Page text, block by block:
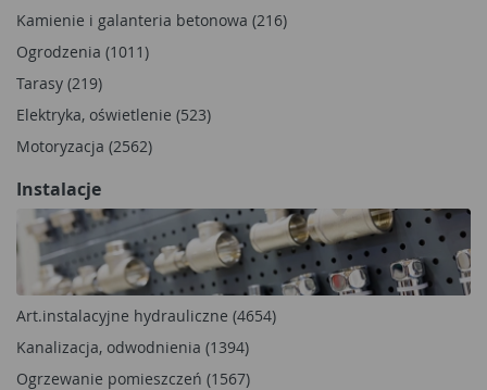
Kamienie i galanteria betonowa (216)
Ogrodzenia (1011)
Tarasy (219)
Elektryka, oświetlenie (523)
Motoryzacja (2562)
Instalacje
Art.instalacyjne hydrauliczne (4654)
Kanalizacja, odwodnienia (1394)
Ogrzewanie pomieszczeń (1567)